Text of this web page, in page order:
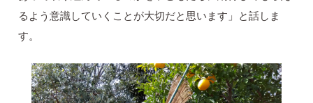
るよう意識していくことが大切だと思います」と話しま
す。